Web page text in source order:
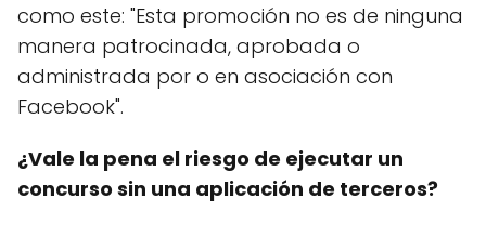
como este: "Esta promoción no es de ninguna
manera patrocinada, aprobada o
administrada por o en asociación con
Facebook".
¿Vale la pena el riesgo de ejecutar un
concurso sin una aplicación de terceros?